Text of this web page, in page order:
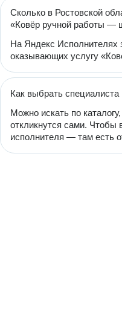
Сколько в Ростовской
«Ковёр ручной работы —
На Яндекс Исполнителях
оказывающих услугу
Как выбрать
Можно искать по
откликнутся сами. Чтобы
исполнителя — там есть